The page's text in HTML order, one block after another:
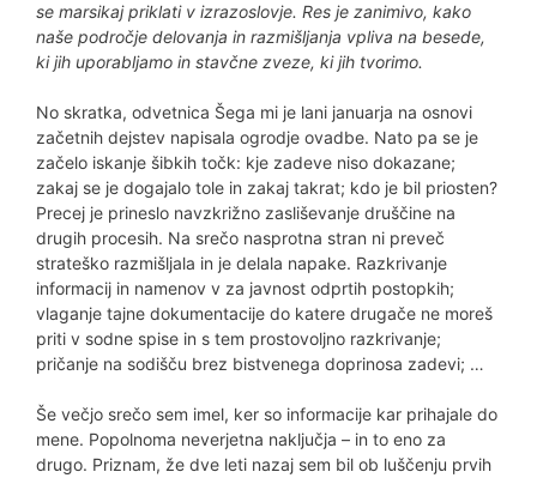
se marsikaj priklati v izrazoslovje. Res je zanimivo, kako
naše področje delovanja in razmišljanja vpliva na besede,
ki jih uporabljamo in stavčne zveze, ki jih tvorimo.
No skratka, odvetnica Šega mi je lani januarja na osnovi
začetnih dejstev napisala ogrodje ovadbe. Nato pa se je
začelo iskanje šibkih točk: kje zadeve niso dokazane;
zakaj se je dogajalo tole in zakaj takrat; kdo je bil priosten?
Precej je prineslo navzkrižno zasliševanje druščine na
drugih procesih. Na srečo nasprotna stran ni preveč
strateško razmišljala in je delala napake. Razkrivanje
informacij in namenov v za javnost odprtih postopkih;
vlaganje tajne dokumentacije do katere drugače ne moreš
priti v sodne spise in s tem prostovoljno razkrivanje;
pričanje na sodišču brez bistvenega doprinosa zadevi; …
Še večjo srečo sem imel, ker so informacije kar prihajale do
mene. Popolnoma neverjetna naključja – in to eno za
drugo. Priznam, že dve leti nazaj sem bil ob luščenju prvih